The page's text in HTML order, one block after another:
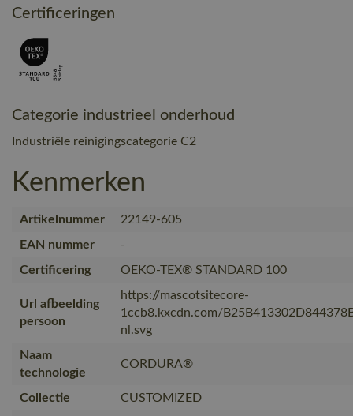
Certificeringen
Categorie industrieel onderhoud
Industriële reinigingscategorie C2
Kenmerken
Artikelnummer
22149-605
EAN nummer
-
Certificering
OEKO-TEX® STANDARD 100
Url afbeelding
persoon
https://mascotsitecore-
1ccb8.kxcdn.com/
nl.svg
Naam
technologie
CORDURA®
Collectie
CUSTOMIZED